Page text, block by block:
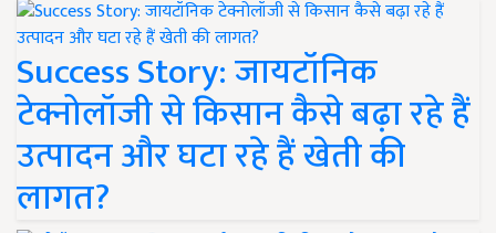
Success Story: जायटॉनिक
टेक्नोलॉजी से किसान कैसे बढ़ा रहे हैं
उत्पादन और घटा रहे हैं खेती की
लागत?